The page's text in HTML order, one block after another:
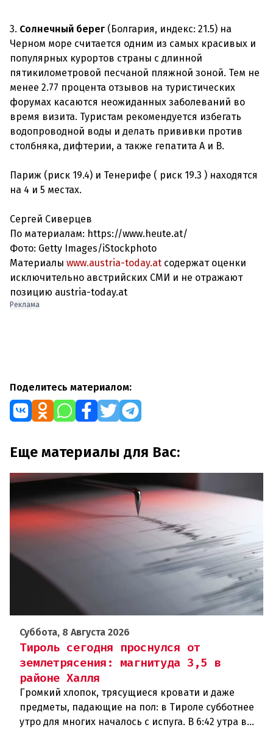
3. Солнечный берег (Болгария, индекс: 21.5) на
Черном море считается одним из самых красивых и
популярных курортов страны с длинной
пятикилометровой песчаной пляжной зоной. Тем не
менее 2.77 процента отзывов на туристических
форумах касаются неожиданных заболеваний во
время визита. Туристам рекомендуется избегать
водопроводной воды и делать прививки против
столбняка, дифтерии, а также гепатита A и B.
Париж (риск 19.4) и Тенерифе ( риск 19.3 ) находятся
на 4 и 5 местах.
Сергей Сиверцев
По материалам: https://www.heute.at/
Фото: Getty Images/iStockphoto
Материалы www.austria-today.at содержат оценки
исключительно австрийских СМИ и не отражают
позицию austria-today.at
Реклама
Поделитесь материалом:
Еще материалы для Вас:
Суббота, 8 Августа 2026
Тироль сегодня проснулся от
землетрясения: магнитуда 3,5 в
районе Халля
Громкий хлопок, трясущиеся кровати и даже
предметы, падающие на пол: в Тироле субботнее
утро для многих началось с испуга. В 6:42 утра в